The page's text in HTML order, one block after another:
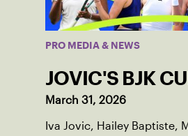
PRO MEDIA & NEWS
JOVIC'S BJK
March 31, 2026
Iva Jovic, Hailey Baptiste,